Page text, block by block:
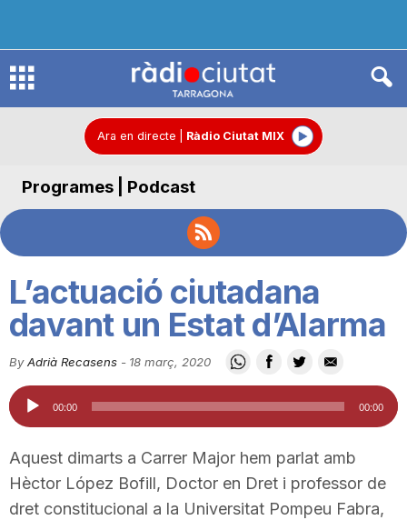
R
d
C
i
u
Ara en directe Ràdio Ciutat MIX
Programes | Podcast
L’actuació ciutadana
davant un Estat d’Alarma
By Adrià Recasens - 18 març, 2020
Reproductor
d'àudio
00:00 00:00
Aquest dimarts a Carrer Major hem parlat amb
Hèctor López Bofill, Doctor en Dret i professor de
dret constitucional a la Universitat Pompeu Fabra,